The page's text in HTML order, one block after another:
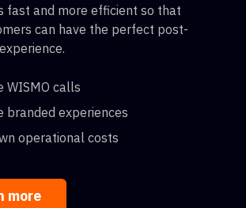
fast and more efficient so that
can have the perfect post-
WISMO calls
branded experiences
operational costs
more